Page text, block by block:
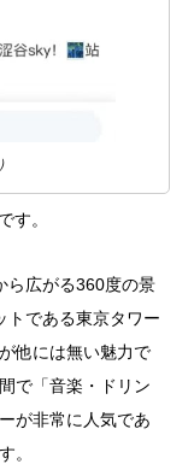
す。
ら広がる360度の景
トである東京タワー
他には無い魅力で
で「音楽・ドリン
が非常に人気であ
。